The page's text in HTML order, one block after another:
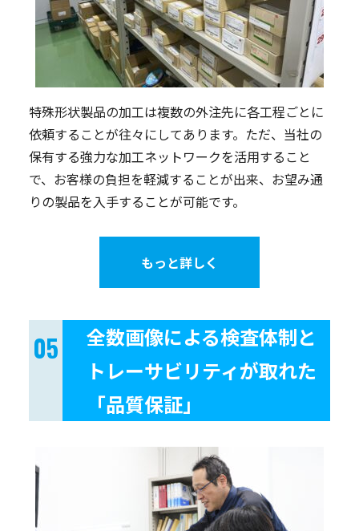
特殊形状製品の加工は複数の外注先に各工程ごとに
依頼することが往々にしてあります。ただ、当社の
保有する強力な加工ネットワークを活用すること
で、お客様の負担を軽減することが出来、お望み通
りの製品を入手することが可能です。
もっと詳しく
全数画像による検査体制と
トレーサビリティが取れた
「品質保証」